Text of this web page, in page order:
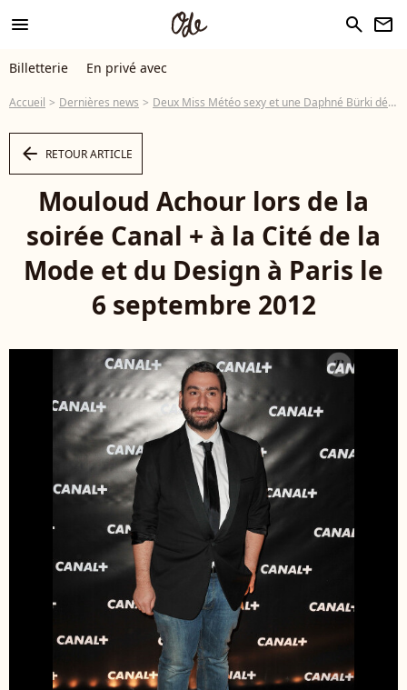
menu search newsletter
Billetterie En privé avec
Accueil Dernières news Deux Miss Météo sexy et une Daphné Bürki déjantée pour la soirée Canal+
arrow_left RETOUR ARTICLE
Mouloud Achour lors de la
soirée Canal + à la Cité de la
Mode et du Design à Paris le
6 septembre 2012